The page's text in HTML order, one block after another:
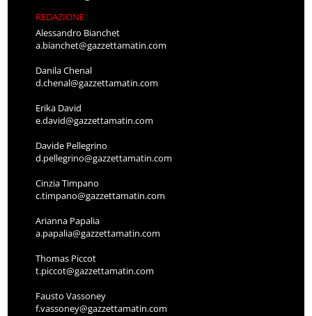
REDAZIONE
Alessandro Bianchet
a.bianchet@gazzettamatin.com
Danila Chenal
d.chenal@gazzettamatin.com
Erika David
e.david@gazzettamatin.com
Davide Pellegrino
d.pellegrino@gazzettamatin.com
Cinzia Timpano
c.timpano@gazzettamatin.com
Arianna Papalia
a.papalia@gazzettamatin.com
Thomas Piccot
t.piccot@gazzettamatin.com
Fausto Vassoney
f.vassoney@gazzettamatin.com